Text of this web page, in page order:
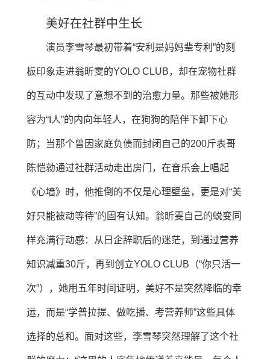
美好在社群中生长
演员李雪琴最初带着“安利是妈妈辈专利”的刻
板印象走进翁昕雯的YOLO CLUB，却在宠物社群
的互动中发现了意想不到的治愈力量。那些被她形
容为“I人”的内向年轻人，在狗狗的陪伴下卸下心
防；当那个曾因家庭负债而封闭自己的200斤表哥
陈恺勍通过社群活动走出房门，在音乐会上唱起
《心墙》时，他推倒的不仅是心理壁垒，更是对“美
好只能被动等待”的固有认知。翁昕雯自己的蜕变同
样充满行动感：从日企辞职后的迷茫，到通过营养
知识减重30斤，再到创立YOLO CLUB（“你只活一
次”），她用五年时间证明，美好不是突然降临的幸
运，而是“学普拉提、做吃播、考营养师”这些具体
选择的总和。面对这些，李雪琴突然理解了这个社